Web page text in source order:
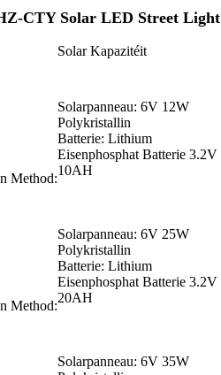
CTY Solar LED Street Light
Solar Kapazitéit
Method:
Solarpanneau: 6V 12W
Polykristallin
Batterie: Lithium
Eisenphosphat Batterie 3.2V
10AH
Method:
Solarpanneau: 6V 25W
Polykristallin
Batterie: Lithium
Eisenphosphat Batterie 3.2V
20AH
Solarpanneau: 6V 35W